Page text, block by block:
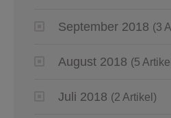
September 2018 (3
August 2018 (5
Juli 2018 (2 Artikel)